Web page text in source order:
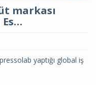
markası
yaptığı global iş